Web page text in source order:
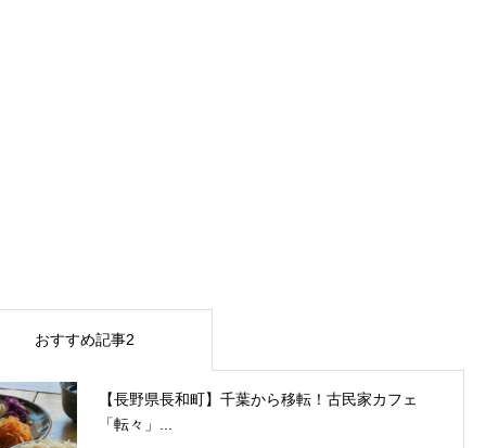
おすすめ記事2
【長野県長和町】千葉から移転！古民家カフェ
「転々」...